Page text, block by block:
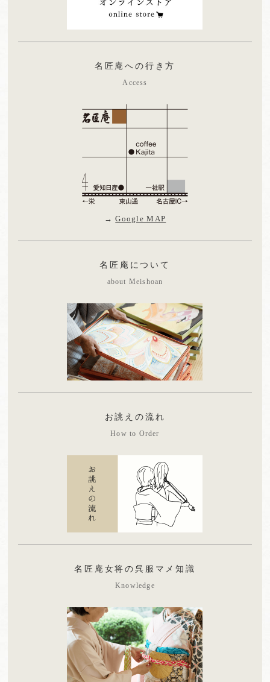
名匠庵への行き方
Access
→Google MAP
名匠庵について
about Meishoan
お誂えの流れ
How to Order
名匠庵女将の呉服マメ知識
Knowledge